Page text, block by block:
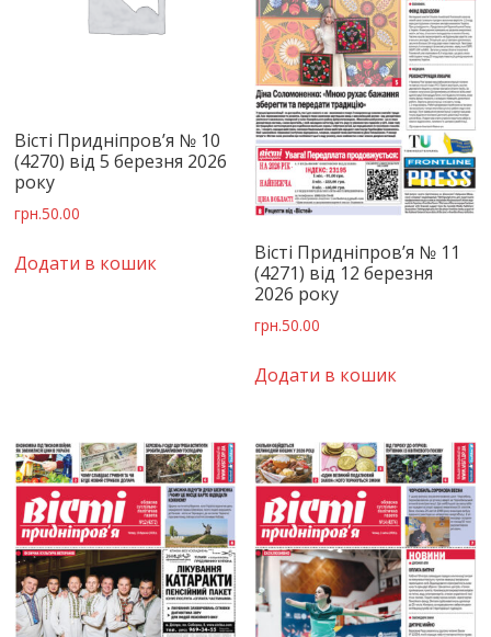
Вісті Придніпров’я № 10
(4270) від 5 березня 2026
року
грн.50.00
Додати в кошик
Вісті Придніпров’я № 11
(4271) від 12 березня
2026 року
грн.50.00
Додати в кошик